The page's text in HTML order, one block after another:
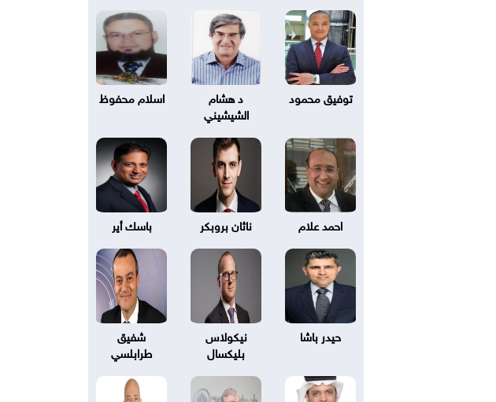
توفيق محمود
د هشام
الشيشيني
اسلام محفوظ
احمد علام ناثان بروبكر باسك أير
حيدر باشا
نيكولاس
بليكسال
شفيق
طرابلسي